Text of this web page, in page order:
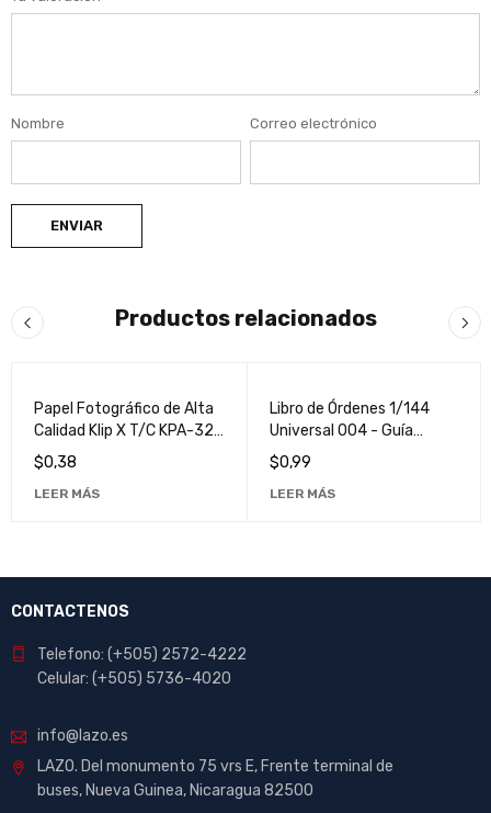
Nombre Correo electrónico
Productos relacionados
Papel Fotográfico de Alta
Calidad Klip X T/C KPA-320
para Impresiones
Profesionales
$0,38
LEER MÁS
Libro de Órdenes 1/144
Universal 004 - Guía
Detallada para
Coleccionistas
$0,99
LEER MÁS
CONTACTENOS
Telefono: (+505) 2572-4222
Celular: (+505) 5736-4020
info@lazo.es
LAZO. Del monumento 75 vrs E, Frente terminal de
buses, Nueva Guinea, Nicaragua 82500